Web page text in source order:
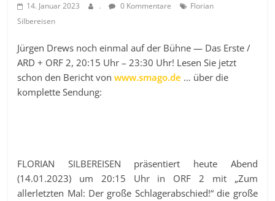
14. Januar 2023 . 0 Kommentare
Florian
Silbereisen
Jürgen Drews noch einmal auf der Bühne — Das Erste /
ARD + ORF 2, 20:15 Uhr – 23:30 Uhr! Lesen Sie jetzt
schon den Bericht vonwww.smago.de … über die
komplette Sendung:
FLORIAN SILBEREISEN präsentiert heute Abend
(14.01.2023) um 20:15 Uhr in ORF 2 mit „Zum
allerletzten Mal: Der große Schlagerabschied!“ die große